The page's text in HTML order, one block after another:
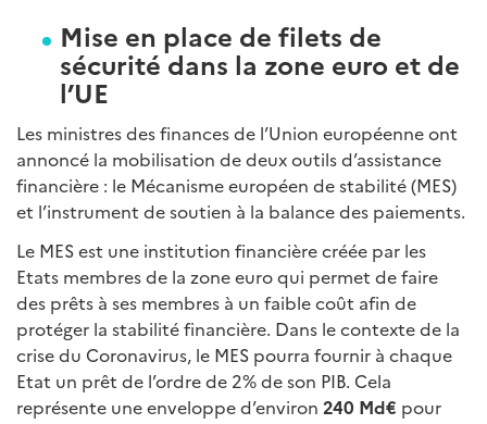
Mise en place de filets de
sécurité dans la zone euro et de
l’UE
Les ministres des finances de l’Union européenne ont
annoncé la mobilisation de deux outils d’assistance
financière : le Mécanisme européen de stabilité (MES)
et l’instrument de soutien à la balance des paiements.
Le MES est une institution financière créée par les
Etats membres de la zone euro qui permet de faire
des prêts à ses membres à un faible coût afin de
protéger la stabilité financière. Dans le contexte de la
crise du Coronavirus, le MES pourra fournir à chaque
Etat un prêt de l’ordre de 2% de son PIB. Cela
représente une enveloppe d’environ 240 Md€ pour